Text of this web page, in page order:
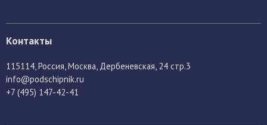
Контакты
115114 , Россия, Москва, Дербеневская, 24 стр.3
info@podschipnik.ru
+7 (495) 147-42-41